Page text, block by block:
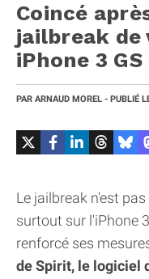
Coincé
jailbreak de
iPhone 3
PAR ARNAUD MOREL - PUBLIÉ
Le jailbreak n'est
surtout sur l'iPhone
renforcé ses
de Spirit, le logiciel